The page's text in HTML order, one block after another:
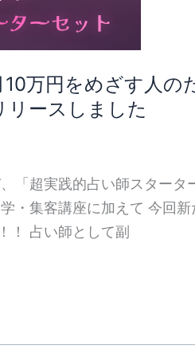
10万円をめざす人の
リースしました
「超実践的占い師スタータ
・集客講座に加えて 今回
！ 占い師として副